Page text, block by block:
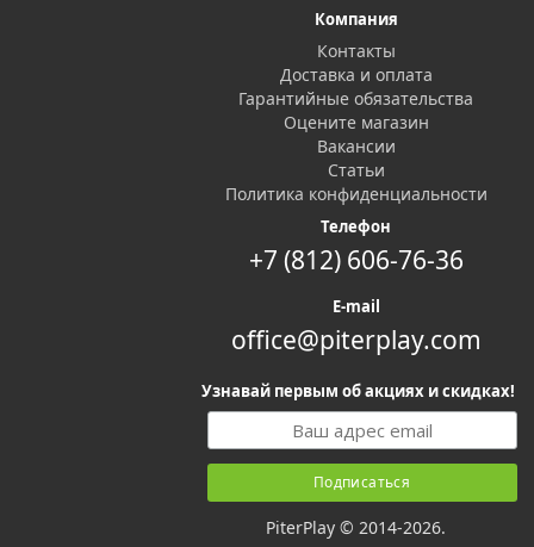
Компания
Контакты
Доставка и оплата
Гарантийные обязательства
Оцените магазин
Вакансии
Статьи
Политика конфиденциальности
Телефон
+7 (812) 606-76-36
E-mail
office@piterplay.com
Узнавай первым об акциях и скидках!
PiterPlay © 2014-2026.